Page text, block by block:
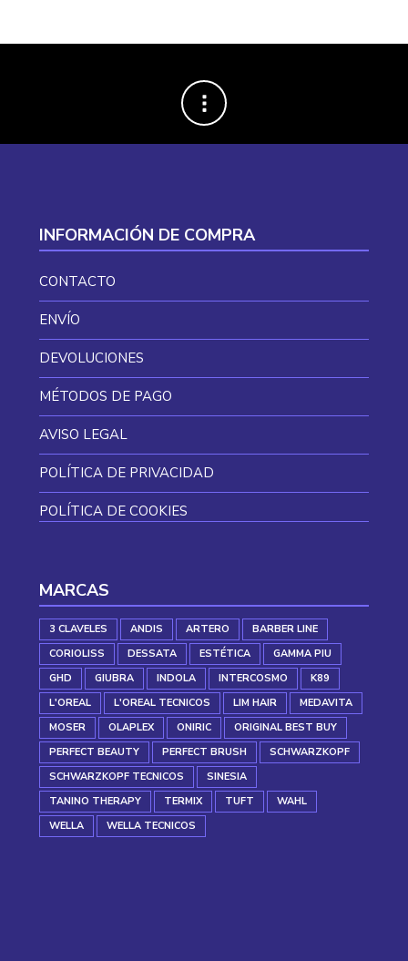
INFORMACIÓN DE COMPRA
CONTACTO
ENVÍO
DEVOLUCIONES
MÉTODOS DE PAGO
AVISO LEGAL
POLÍTICA DE PRIVACIDAD
POLÍTICA DE COOKIES
MARCAS
3 CLAVELES ANDIS ARTERO
BARBER LINE
CORIOLISS
DESSATA ESTÉTICA
GAMMA PIU
GHD
GIUBRA INDOLA INTERCOSMO
K89
L'OREAL
L'OREAL TECNICOS LIM HAIR
MEDAVITA
MOSER
OLAPLEX ONIRIC
ORIGINAL BEST BUY
PERFECT BEAUTY
PERFECT BRUSH
SCHWARZKOPF
SCHWARZKOPF TECNICOS
SINESIA
TANINO THERAPY
TERMIX TUFT
WAHL
WELLA
WELLA TECNICOS